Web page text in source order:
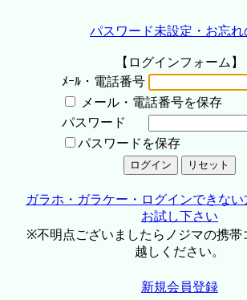
パスワード未設定・お忘れ
【ログインフォーム】
ﾒｰﾙ・電話番号
メール・電話番号を保存
パスワード
パスワードを保存
ガラホ・ガラケー・ログインできな
お試し下さい
※不明点ございましたらノジマの携帯
越しください。
新規会員登録